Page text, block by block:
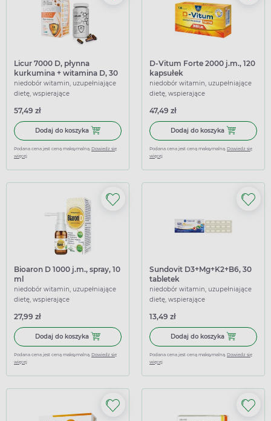
Licur 7000 D, płynna
kurkumina + witamina D, 30
kapsułek
niedobór witamin, uzupełniające
dietę, wspierające
57,49 zł
Dodaj do koszyka Dodaj do koszyka Licur 7000 D, płynna kurkumina +
Podana cena jest ceną maksymalną. Dowiedz się
więcej
D-Vitum Forte 2000 j.m., 120
kapsułek
niedobór witamin, uzupełniające
dietę, wspierające
47,49 zł
Dodaj do koszyka Dodaj do
Podana cena jest ceną maksymalną. Dowiedz się
więcej
Bioaron D 1000 j.m., spray, 10
ml
niedobór witamin, uzupełniające
dietę, wspierające
27,99 zł
Dodaj do koszyka Dodaj do koszyka Bioaron D 1000 j.m., spray, 10 ml
Podana cena jest ceną maksymalną. Dowiedz się
więcej
Sundovit D3+Mg+K2+B6, 30
tabletek
niedobór witamin, uzupełniające
dietę, wspierające
13,49 zł
Dodaj do koszyka Dodaj do
Podana cena jest ceną maksymalną. Dowiedz się
więcej